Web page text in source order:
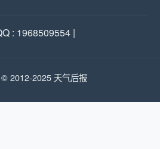
: 1968509554 |
2012-2025 天气后报